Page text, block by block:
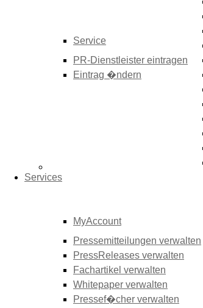
Service
PR-Dienstleister eintragen
Eintrag �ndern
Services
MyAccount
Pressemitteilungen verwalten
PressReleases verwalten
Fachartikel verwalten
Whitepaper verwalten
Pressef�cher verwalten